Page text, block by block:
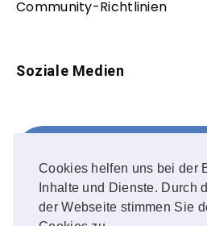
Cookies helfen uns bei der
Inhalte und Dienste. Durch
der Webseite stimmen Sie
Community-Richtlinien
Soziale Medien
FOLLOW ME!
Instagram
OUR PHOTOS!